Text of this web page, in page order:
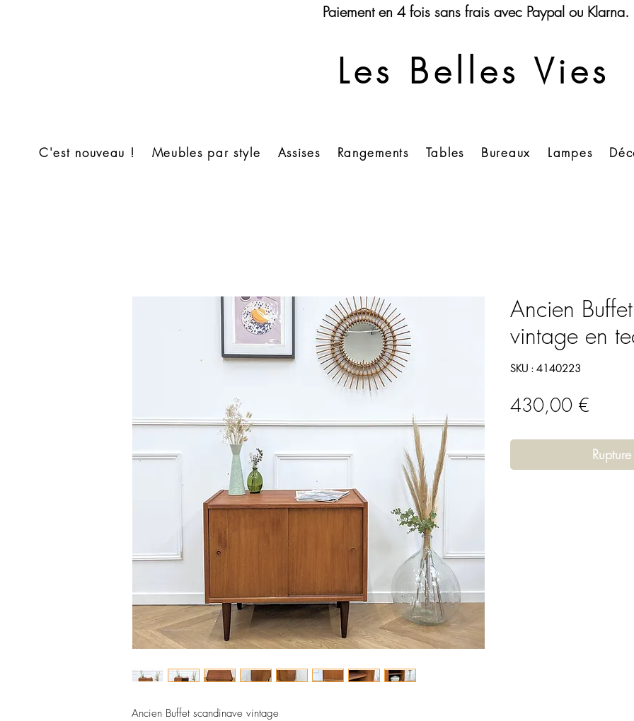
Paiement en 4 fois sans frais avec Paypal ou Klarna.
Les Belles Vies
C'est nouveau ! Meubles par style Assises Rangements Tables Bureaux Lampes
Ancien Buffet scandinave vintage
Ancien
vintage en
SKU : 4140223
430,00 €